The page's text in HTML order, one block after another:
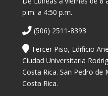
p.m. a 4:50 p.m.
(506) 2511-8393
Tercer Piso, Edificio
Ciudad Universitaria
Costa Rica. San Pedro de
Costa Rica.